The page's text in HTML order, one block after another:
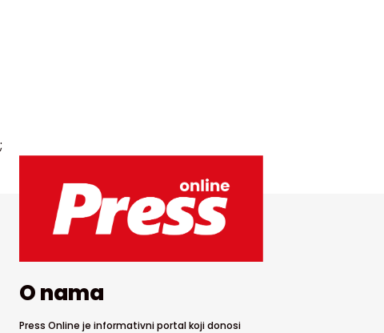
;
O nama
Press Online je informativni portal koji donosi